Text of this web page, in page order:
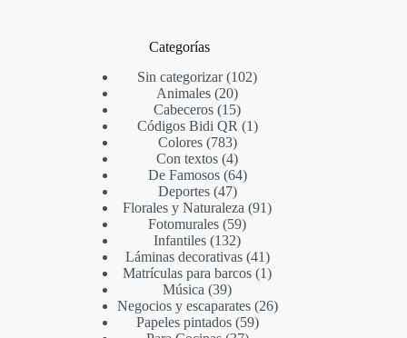
Categorías
Sin categorizar 102
Animales 20
Cabeceros 15
Códigos Bidi QR
1
Colores 783
Con textos 4
De Famosos 64
Deportes 47
Florales y Naturaleza 91
Fotomurales 59
Infantiles 132
Láminas decorativas 41
Matrículas para barcos 1
Música 39
Negocios y escaparates 26
Papeles pintados 59